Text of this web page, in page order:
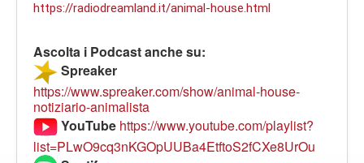
https://radiodreamland.it/animal-house.html
Ascolta i Podcast anche su:
Spreaker
https://www.spreaker.com/show/animal-house-
notiziario-animalista
YouTube https://www.youtube.com/playlist?
list=PLwO9cq3nKGOpUUBa4EtftoS2fCXe8UrOu